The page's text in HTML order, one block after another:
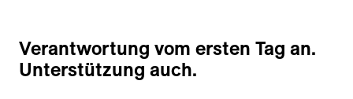
Verantwortung vom ersten Tag an.
Unterstützung auch.